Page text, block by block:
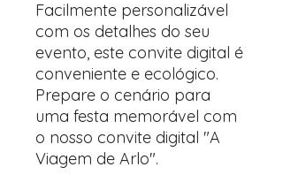
Facilmente personalizável
com os detalhes do seu
evento, este convite digital é
conveniente e ecológico.
Prepare o cenário para
uma festa memorável com
o nosso convite digital "A
Viagem de Arlo".